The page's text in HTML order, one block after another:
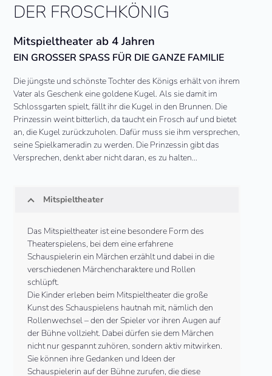
DER FROSCHKÖNIG
Mitspieltheater ab 4 Jahren
EIN GROSSER SPASS FÜR DIE GANZE FAMILIE
Die jüngste und schönste Tochter des Königs erhält von ihrem
Vater als Geschenk eine goldene Kugel. Als sie damit im
Schlossgarten spielt, fällt ihr die Kugel in den Brunnen. Die
Prinzessin weint bitterlich, da taucht ein Frosch auf und bietet
an, die Kugel zurückzuholen. Dafür muss sie ihm versprechen,
seine Spielkameradin zu werden. Die Prinzessin gibt das
Versprechen, denkt aber nicht daran, es zu halten…
Mitspieltheater
Das Mitspieltheater ist eine besondere Form des
Theaterspielens, bei dem eine erfahrene
Schauspielerin ein Märchen erzählt und dabei in die
verschiedenen Märchencharaktere und Rollen
schlüpft.
Die Kinder erleben beim Mitspieltheater die große
Kunst des Schauspielens hautnah mit, nämlich den
Rollenwechsel – den der Spieler vor ihren Augen auf
der Bühne vollzieht. Dabei dürfen sie dem Märchen
nicht nur gespannt zuhören, sondern aktiv mitwirken.
Sie können ihre Gedanken und Ideen der
Schauspielerin auf der Bühne zurufen, die diese